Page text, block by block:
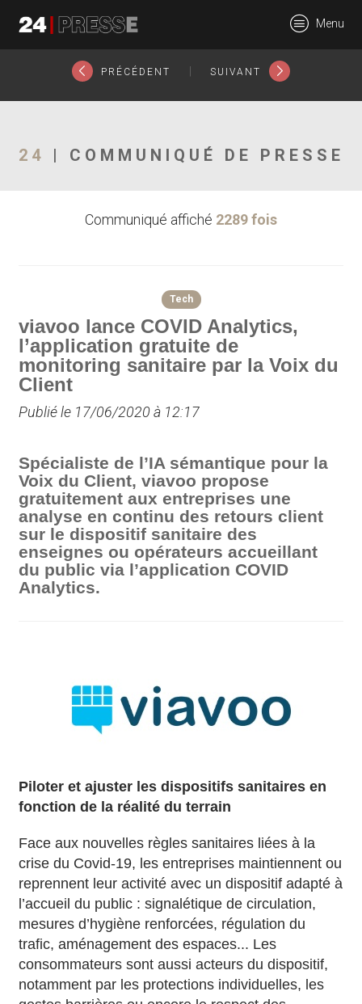
24Presse -
Communiqués de
Menu
PRÉCÉDENT SUIVANT
24 | COMMUNIQUÉ DE PRESSE
Communiqué affiché 2289 fois
Tech
viavoo lance COVID Analytics,
l’application gratuite de
monitoring sanitaire par la Voix du
Client
Publié le 17/06/2020 à 12:17
Spécialiste de l’IA sémantique pour la
Voix du Client, viavoo propose
gratuitement aux entreprises une
analyse en continu des retours client
sur le dispositif sanitaire des
enseignes ou opérateurs accueillant
du public via l’application COVID
Analytics.
Piloter et ajuster les dispositifs sanitaires en
fonction de la réalité du terrain
Face aux nouvelles règles sanitaires liées à la
crise du Covid-19, les entreprises maintiennent ou
reprennent leur activité avec un dispositif adapté à
l’accueil du public : signalétique de circulation,
mesures d’hygiène renforcées, régulation du
trafic, aménagement des espaces... Les
consommateurs sont aussi acteurs du dispositif,
notamment par les protections individuelles, les